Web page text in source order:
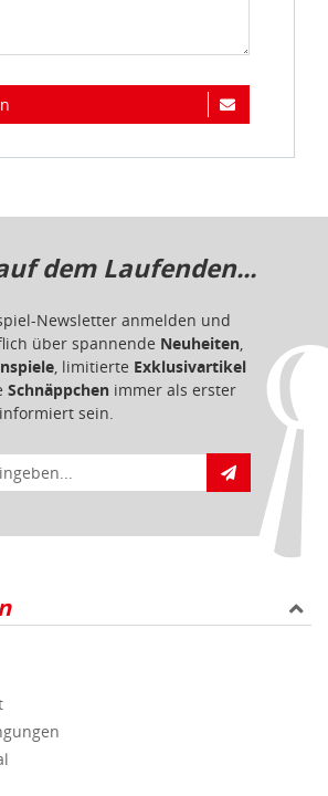
dem Laufenden...
Newsletter anmelden und
über spannende Neuheiten,
, limitierte Exklusivartikel
Schnäppchenimmer als erster
informiert sein.